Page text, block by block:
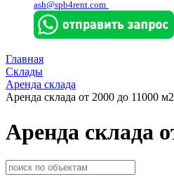
ash@spb4rent.com
Главная
Склады
Аренда склада
Аренда склада от 2000 до 11000 м2
Аренда склада